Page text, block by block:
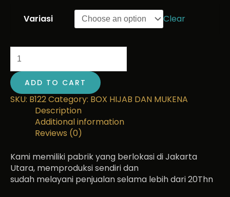
Variasi Clear
ADD TO CART
SKU: B122Category: BOX HIJAB DAN MUKENA
Description
Additional information
Reviews (0)
Kami memiliki pabrik yang berlokasi di Jakarta
Utara, memproduksi sendiri dan
sudah melayani penjualan selama lebih dari 20Thn